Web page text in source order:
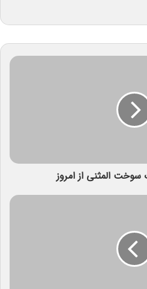
سوخت المثنی از امروز